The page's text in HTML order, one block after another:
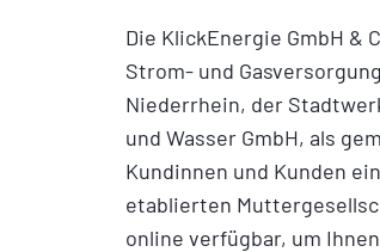
Die KlickEnergie GmbH &
Strom- und
Niederrhein, der
und Wasser GmbH, als
Kundinnen und Kunden
etablierten
online verfügbar, um